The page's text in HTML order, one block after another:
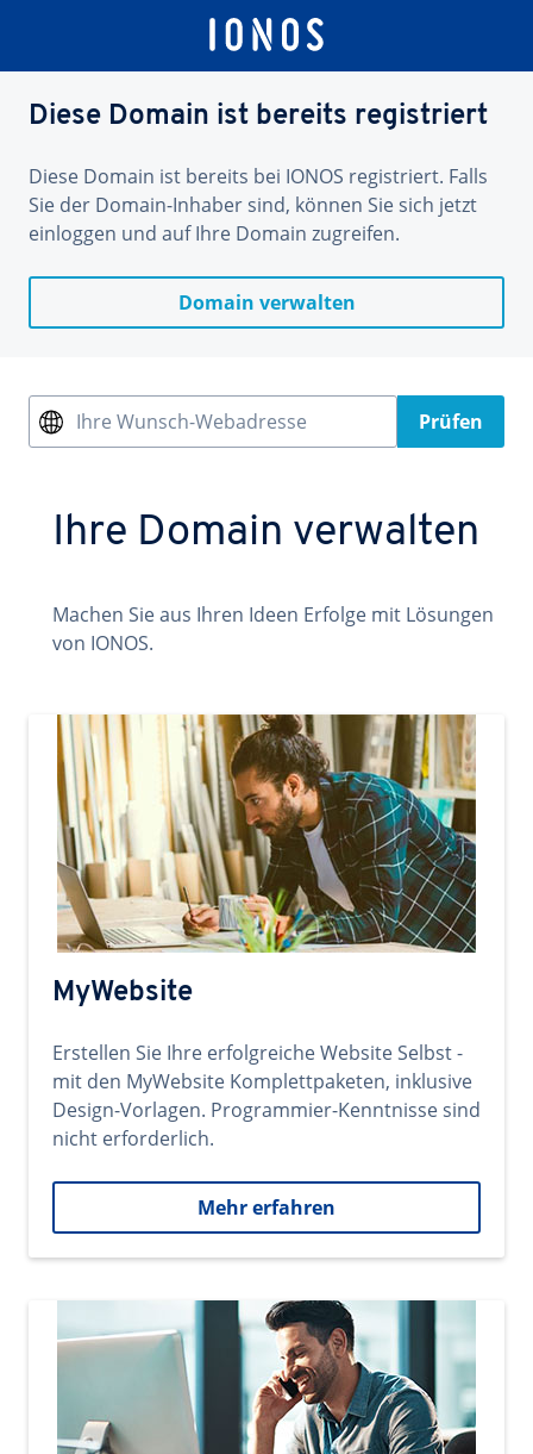
Diese Domain ist bereits registriert
Diese Domain ist bereits bei IONOS registriert. Falls
Sie der Domain-Inhaber sind, können Sie sich jetzt
einloggen und auf Ihre Domain zugreifen.
Domain verwalten
Ihre Wunsch-Webadresse Prüfen
Ihre Domain verwalten
Machen Sie aus Ihren Ideen Erfolge mit Lösungen
von IONOS.
MyWebsite
Erstellen Sie Ihre erfolgreiche Website Selbst -
mit den MyWebsite Komplettpaketen, inklusive
Design-Vorlagen. Programmier-Kenntnisse sind
nicht erforderlich.
Mehr erfahren